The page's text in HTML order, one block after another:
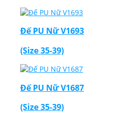
Đế PU Nữ V1693
(Size 35-39)
Đế PU Nữ V1687
(Size 35-39)